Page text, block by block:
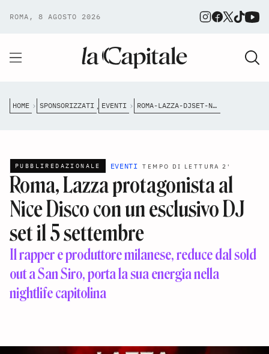
ROMA, 8 AGOSTO 2026
HOME SPONSORIZZATI , EVENTI ROMA-LAZZA-DJSET-NICE-DISCO-5-SETTEMBRE
PUBBLIREDAZIONALE EVENTI TEMPO DI LETTURA 2'
Roma, Lazza protagonista al
Nice Disco con un esclusivo DJ
set il 5 settembre
Il rapper e produttore milanese, reduce dal sold
out a San Siro, porta la sua energia nella
nightlife capitolina